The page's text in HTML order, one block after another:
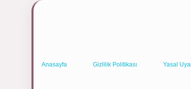
Anasayfa Gizlilik Politikası Yasal